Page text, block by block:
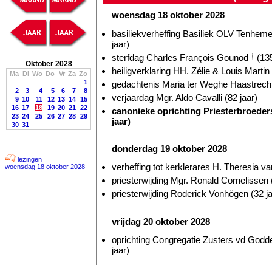
Oktober 2028
Ma Di Wo Do Vr Za Zo
1
2
3 4 5 6 7
8
9 10 11 12 13 14 15
16 17 18 19 20 21 22
23 24 25 26 27 28 29
30 31
lezingen
woensdag 18 oktober 2028
woensdag 18 oktober 2028
basiliekverheffing Basiliek OLV
jaar)
sterfdag Charles François Gounod †
heiligverklaring HH. Zélie & Louis Martin
gedachtenis Maria ter Weghe
verjaardag Mgr. Aldo Cavalli (82 jaar)
canonieke oprichting
jaar)
donderdag 19 oktober 2028
verheffing tot kerklerares H. Theresia
priesterwijding Mgr. Ronald Cornelissen
priesterwijding Roderick Vonhögen (32
vrijdag 20 oktober 2028
oprichting Congregatie Zusters vd
jaar)